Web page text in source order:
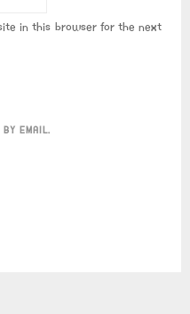
in this browser for the next
BY EMAIL.